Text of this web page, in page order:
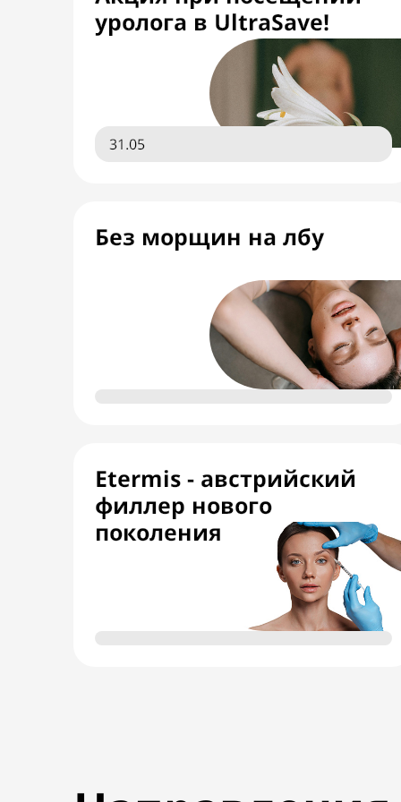
уролога в UltraSave!
31.05
Без морщин на лбу
Etermis - австрийский
филлер нового
поколения